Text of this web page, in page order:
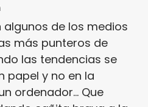
algunos de los medios
más punteros de
las tendencias se
papel y no en la
ordenador... Que